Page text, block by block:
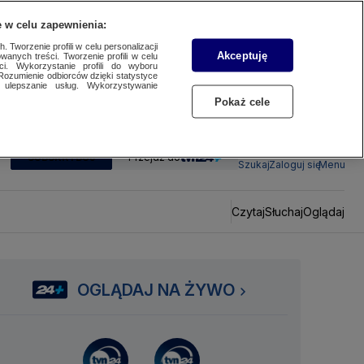
SUBSKRYBUJ Przejdź do
SzukajZaloguj sięMenu
CzytajSłuchajOglądaj
OGLĄDAJ NA ŻYWO
w celu zapewnienia:
Tworzenie profili w celu personalizacji
treści. Tworzenie profili w celu
Wykorzystanie profili do wyboru
odbiorców dzięki statystyce
usług. Wykorzystywanie
Akceptuję
Pokaż cele